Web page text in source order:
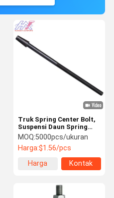
Truk Spring Center Bolt,
Suspensi Daun Spring
Center Bolt Nut 7/16-
110MM 10,9 Kelas
MOQ:5000pcs/ukuran
Harga:$1.56/pcs
Harga
Kontak